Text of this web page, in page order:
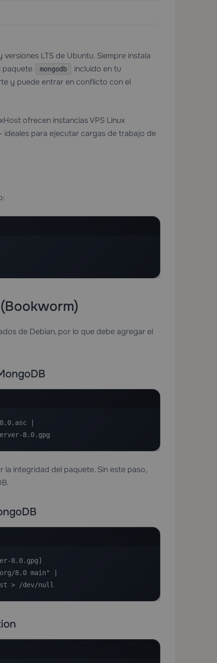
LTS de Ubuntu. Siempre instala
paquete
mongodb
incluido en tu
y puede entrar en conflicto con el
ofrecen instancias VPS Linux
para ejecutar cargas de trabajo de
de Debian, por lo que debe agregar el
|
8.0.gpg
la integridad del paquete. Sin este paso,
8.0.gpg]
org/8.0 main" |
> /dev/null